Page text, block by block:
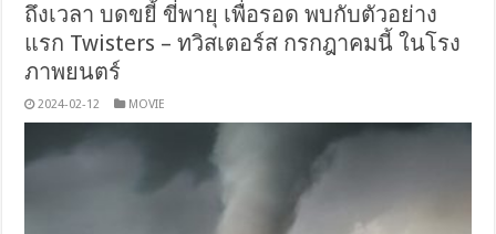
ถึงเวลา บดขยี้ ขี่พายุ เพื่อรอด พบกับตัวอย่าง
แรก Twisters – ทวิสเตอร์ส กรกฎาคมนี้ ในโรง
ภาพยนตร์
2024-02-12 MOVIE